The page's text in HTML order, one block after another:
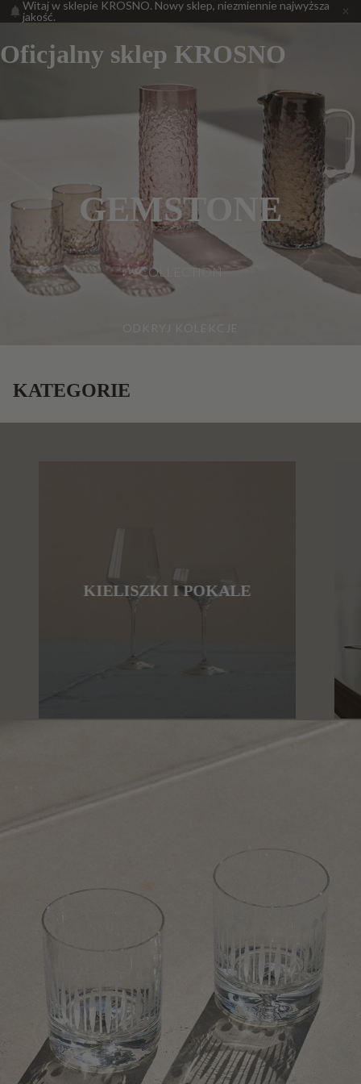
Witaj w sklepie KROSNO. Nowy sklep, niezmiennie najwyższa
jakość.
Oficjalny sklep KROSNO
GEMSTONE
COLLECTION
KATEGORIE
KIELISZKI I POKALE